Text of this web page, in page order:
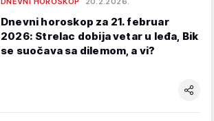
Dnevni horoskop za 21. februar
2026: Strelac dobija vetar u leđa, Bik
se suočava sa dilemom, a vi?